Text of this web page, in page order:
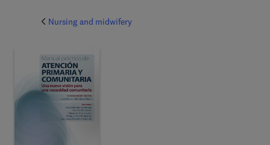
Nursing and midwifery